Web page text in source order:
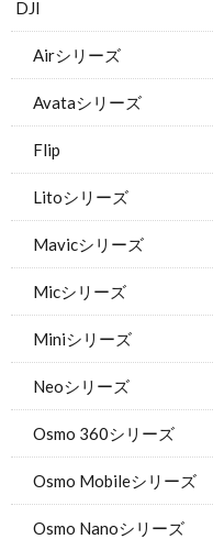
DJI
Airシリーズ
Avataシリーズ
Flip
Litoシリーズ
Mavicシリーズ
Micシリーズ
Miniシリーズ
Neoシリーズ
Osmo 360シリーズ
Osmo Mobileシリーズ
Osmo Nanoシリーズ